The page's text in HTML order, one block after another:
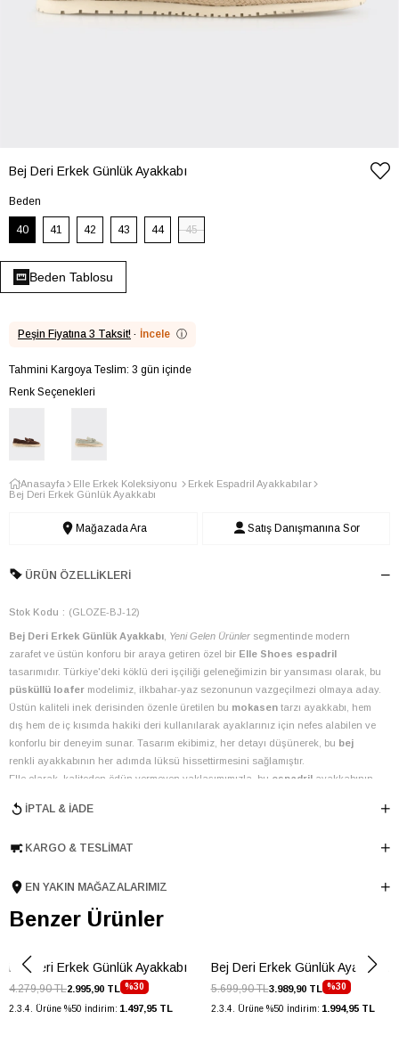
Bej Deri Erkek Günlük Ayakkabı
Beden
40 41 42 43 44 45
Beden Tablosu
Peşin Fiyatına 3 Taksit! · İncele ⓘ
Tahmini Kargoya Teslim: 3 gün içinde
Renk Seçenekleri
Anasayfa Elle Erkek Koleksiyonu
Erkek Espadril Ayakkabılar
Bej Deri Erkek Günlük Ayakkabı
Mağazada Ara Satış Danışmanına Sor
ÜRÜN ÖZELLIKLERI
Stok Kodu (GLOZE-BJ-12)
Bej Deri Erkek Günlük Ayakkabı Yeni Gelen Ürünler segmentinde modern
zarafet ve üstün konforu bir araya getiren özel bir Elle Shoes espadril
tasarımıdır. Türkiye'deki köklü deri işçiliği geleneğimizin bir yansıması olarak, bu
püsküllü loafer modelimiz, ilkbahar-yaz sezonunun vazgeçilmezi olmaya aday.
Üstün kaliteli inek derisinden özenle üretilen bu mokasen tarzı ayakkabı, hem
dış hem de iç kısımda hakiki deri kullanılarak ayaklarınız için nefes alabilen ve
konforlu bir deneyim sunar. Tasarım ekibimiz, her detayı düşünerek, bu bej
renkli ayakkabının her adımda lüksü hissettirmesini sağlamıştır.
Elle olarak, kaliteden ödün vermeyen yaklaşımımızla, bu espadril ayakkabının
otantik bir dokunuş kullandık. 1.5 cm topuk ve taban yüksekliği ile gün boyu
atmanızı sağlar. Ayakkabının ön kısmındaki zarif püskül detayı ve görünür
malzemesi olarak da inek derisi tercih edilmesi, ürünün genel kalitesini ve uzun
Bu çok yönlü bej ayakkabı, farklı kombinlerinizle kolayca uyum sağlar:
Hafta sonu gezilerinde şort veya chino pantolonlarla rahat ve stil sahibi
bir kombin.
Yaz akşamı davetlerinde blazer ceketlerle tamamlayıcı bir dokunuş.
İPTAL & İADE
KARGO & TESLIMAT
EN YAKIN MAĞAZALARIMIZ
Benzer Ürünler
Bej Deri Erkek Günlük Ayakkabı
%30
2.995,90 TL
4.279,90 TL
2.3.4. Ürüne %50 İndirim: 1.497,95 TL
Bej Deri Erkek Günlük Ayakkabı
%30
3.989,90 TL
5.699,90 TL
2.3.4. Ürüne %50 İndirim: 1.994,95 TL